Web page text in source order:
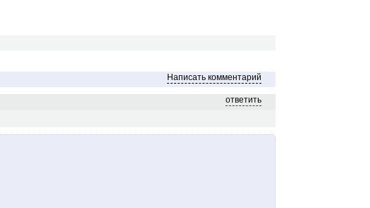
Написать комментарий
ответить